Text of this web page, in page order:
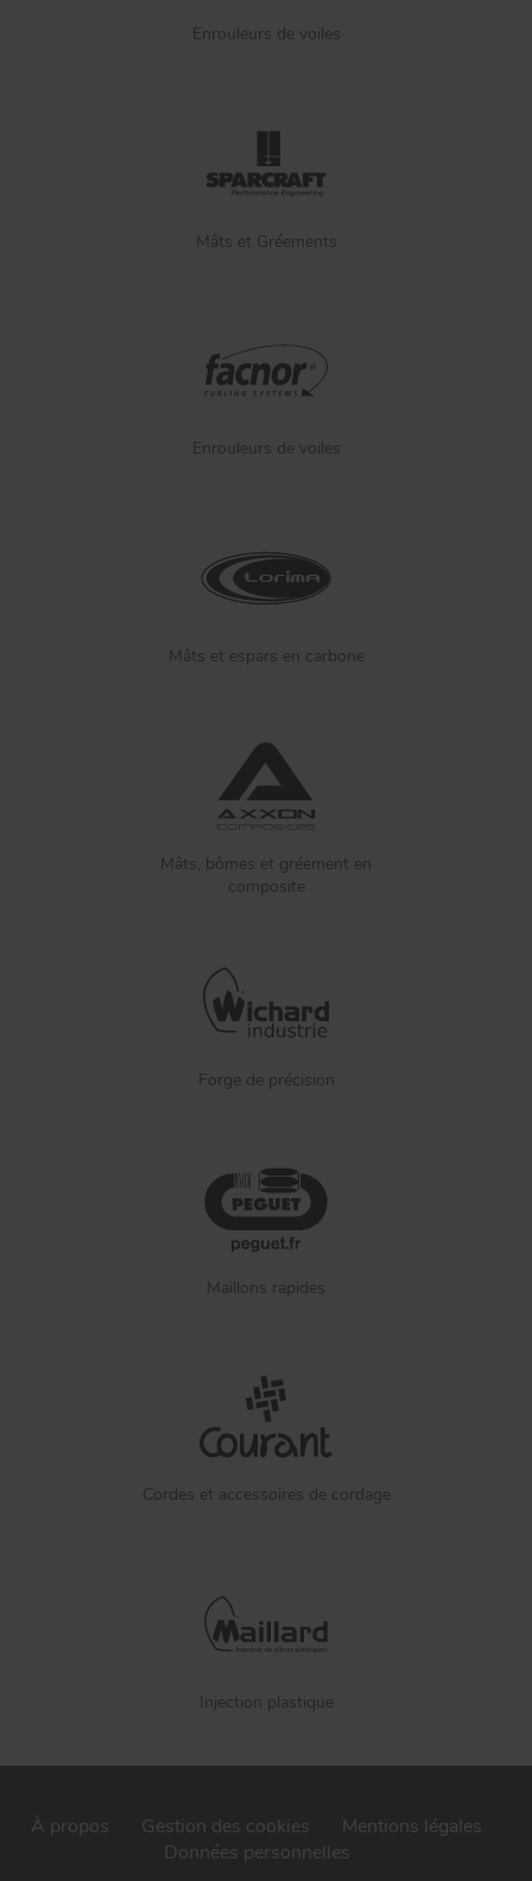
Enrouleurs de voiles
Mâts et Gréements
Enrouleurs de voiles
Mâts et espars en carbone
Mâts, bômes et gréement en
composite
Forge de précision
Maillons rapides
Cordes et accessoires de cordage
Injection plastique
À propos Gestion des cookies
Mentions légales
Données personnelles